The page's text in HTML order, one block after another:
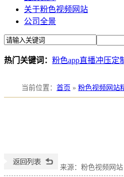
关于粉色视频网站
公司全景
热门关键词： 粉色app直播冲压定
当前位置 ： 首页 » 粉色视频网站
来源：粉色视频网站